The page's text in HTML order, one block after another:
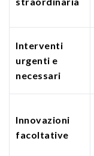
Interventi
urgenti e
necessari
Innovazioni
facoltative